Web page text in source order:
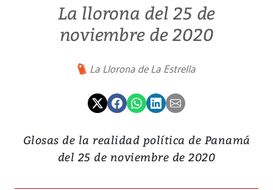
La llorona del 25 de
noviembre de 2020
La Llorona de La Estrella
Glosas de la realidad política de Panamá
del 25 de noviembre de 2020